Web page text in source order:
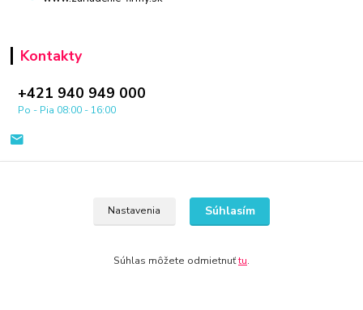
Kontakty
+421 940 949 000
Po - Pia 08:00 - 16:00
© 2024 Všetky práva vyhradené KAMENIK.SK
Nastavenia Súhlasím
Súhlas môžete odmietnuťtu.